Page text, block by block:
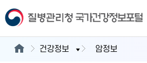
건강정보 암정보